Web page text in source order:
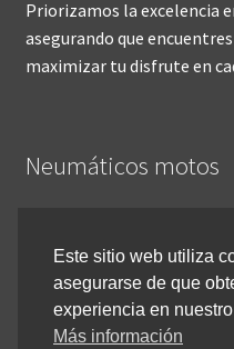
Priorizamos la excelencia
asegurando que
maximizar tu disfrute en
Neumáticos motos
Inicio
Cómo comprar online
Devoluciones y
Este sitio web utiliza
asegurarse de que
experiencia en
Más información